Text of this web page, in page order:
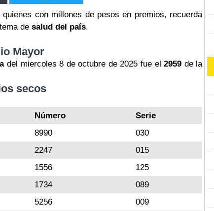
con millones de pesos en premios, recuerda
de salud del país.
Mayor
del miercoles 8 de octubre de 2025 fue el2959 de la
secos
Número
Serie
8990
030
2247
015
1556
125
1734
089
5256
009